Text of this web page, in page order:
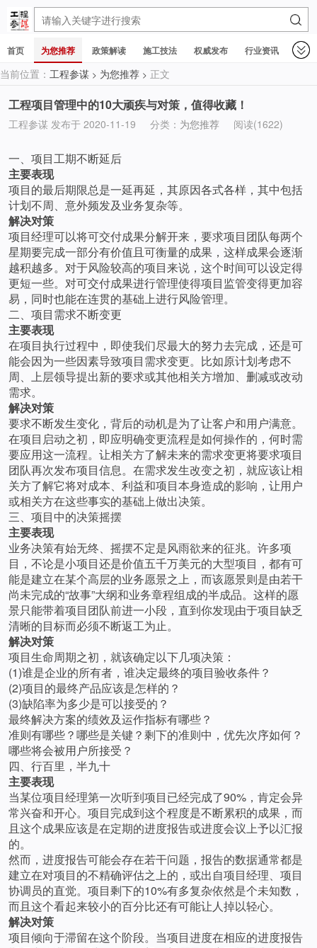
首页 为您推荐 政策解读 施工技法 权威发布 行业资讯
当前位置： 工程参谋 > 为您推荐 > 正文
工程项目管理中的10大顽疾与对策，值得收藏！
工程参谋 发布于 2020-11-19 分类： 为您推荐 阅读(1622)
一、项目工期不断延后
主要表现
项目的最后期限总是一延再延，其原因各式各样，其中包括
计划不周、意外频发及业务复杂等。
解决对策
项目经理可以将可交付成果分解开来，要求项目团队每两个
星期要完成一部分有价值且可衡量的成果，这样成果会逐渐
越积越多。对于风险较高的项目来说，这个时间可以设定得
更短一些。对可交付成果进行管理使得项目监管变得更加容
易，同时也能在连贯的基础上进行风险管理。
二、项目需求不断变更
主要表现
在项目执行过程中，即使我们尽最大的努力去完成，还是可
能会因为一些因素导致项目需求变更。比如原计划考虑不
周、上层领导提出新的要求或其他相关方增加、删减或改动
需求。
解决对策
要求不断发生变化，背后的动机是为了让客户和用户满意。
在项目启动之初，即应明确变更流程是如何操作的，何时需
要应用这一流程。让相关方了解未来的需求变更将要求项目
团队再次发布项目信息。在需求发生改变之初，就应该让相
关方了解它将对成本、利益和项目本身造成的影响，让用户
或相关方在这些事实的基础上做出决策。
三、项目中的决策摇摆
主要表现
业务决策有始无终、摇摆不定是风雨欲来的征兆。许多项
目，不论是小项目还是价值五千万美元的大型项目，都有可
能是建立在某个高层的业务愿景之上，而该愿景则是由若干
尚未完成的“故事”大纲和业务章程组成的半成品。这样的愿
景只能带着项目团队前进一小段，直到你发现由于项目缺乏
清晰的目标而必须不断返工为止。
解决对策
项目生命周期之初，就该确定以下几项决策：
(1)谁是企业的所有者，谁决定最终的项目验收条件？
(2)项目的最终产品应该是怎样的？
(3)缺陷率为多少是可以接受的？
最终解决方案的绩效及运作指标有哪些？
准则有哪些？哪些是关键？剩下的准则中，优先次序如何？
哪些将会被用户所接受？
四、行百里，半九十
主要表现
当某位项目经理第一次听到项目已经完成了90%，肯定会异
常兴奋和开心。项目完成到这个程度是不断累积的成果，而
且这个成果应该是在定期的进度报告或进度会议上予以汇报
的。
然而，进度报告可能会存在若干问题，报告的数据通常都是
建立在对项目的不精确评估之上的，或出自项目经理、项目
协调员的直觉。项目剩下的10%有多复杂依然是个未知数，
而且这个看起来较小的百分比还有可能让人掉以轻心。
解决对策
项目倾向于滞留在这个阶段。当项目进度在相应的进度报告